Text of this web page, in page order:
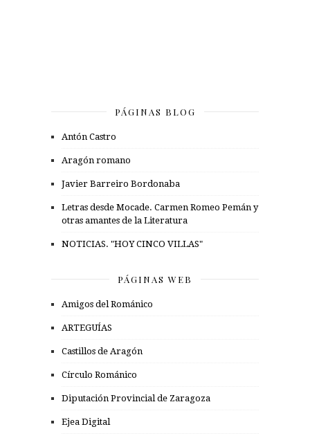
PÁGINAS BLOG
Antón Castro
Aragón romano
Javier Barreiro Bordonaba
Letras desde Mocade. Carmen Romeo Pemán y
otras amantes de la Literatura
NOTICIAS. "HOY CINCO VILLAS"
PÁGINAS WEB
Amigos del Románico
ARTEGUÍAS
Castillos de Aragón
Círculo Románico
Diputación Provincial de Zaragoza
Ejea Digital